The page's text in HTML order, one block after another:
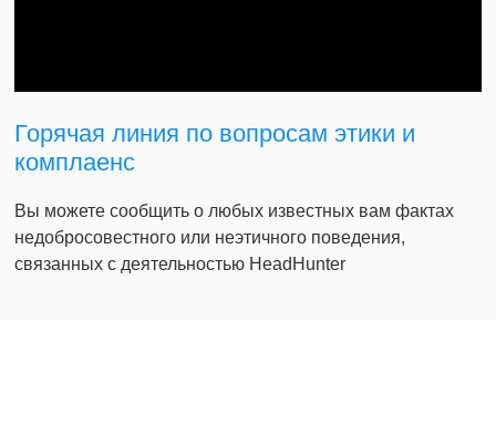
Горячая линия по вопросам этики и
комплаенс
Вы можете сообщить о любых известных вам фактах
недобросовестного или неэтичного поведения,
связанных с деятельностью HeadHunter